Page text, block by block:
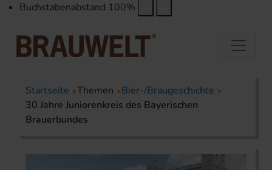
Buchstabenabstand 100%
Startseite Themen
Bier-/Braugeschichte
30 Jahre Juniorenkreis des Bayerischen
Brauerbundes